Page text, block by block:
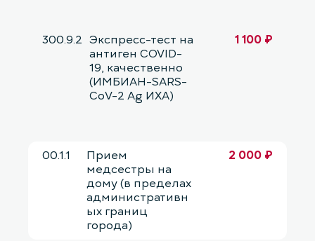
300.9.2 Экспресс-тест на
антиген COVID-
19, качественно
(ИМБИАН-SARS-
CoV-2 Ag ИХА)
1 100 ₽
00.1.1
Прием
медсестры на
дому (в пределах
административн
ых границ
города)
2 000 ₽